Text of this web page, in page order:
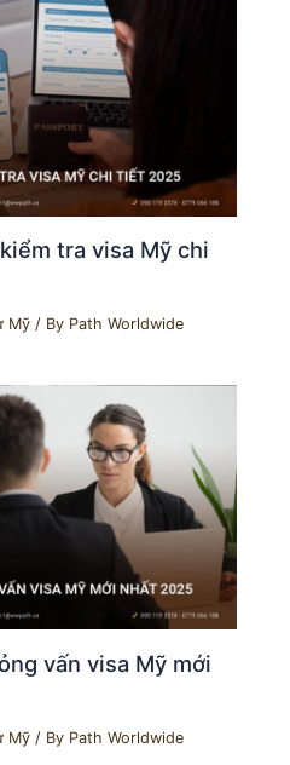
tra visa Mỹ chi
Mỹ / By Path Worldwide
vấn visa Mỹ mới
Mỹ / By Path Worldwide